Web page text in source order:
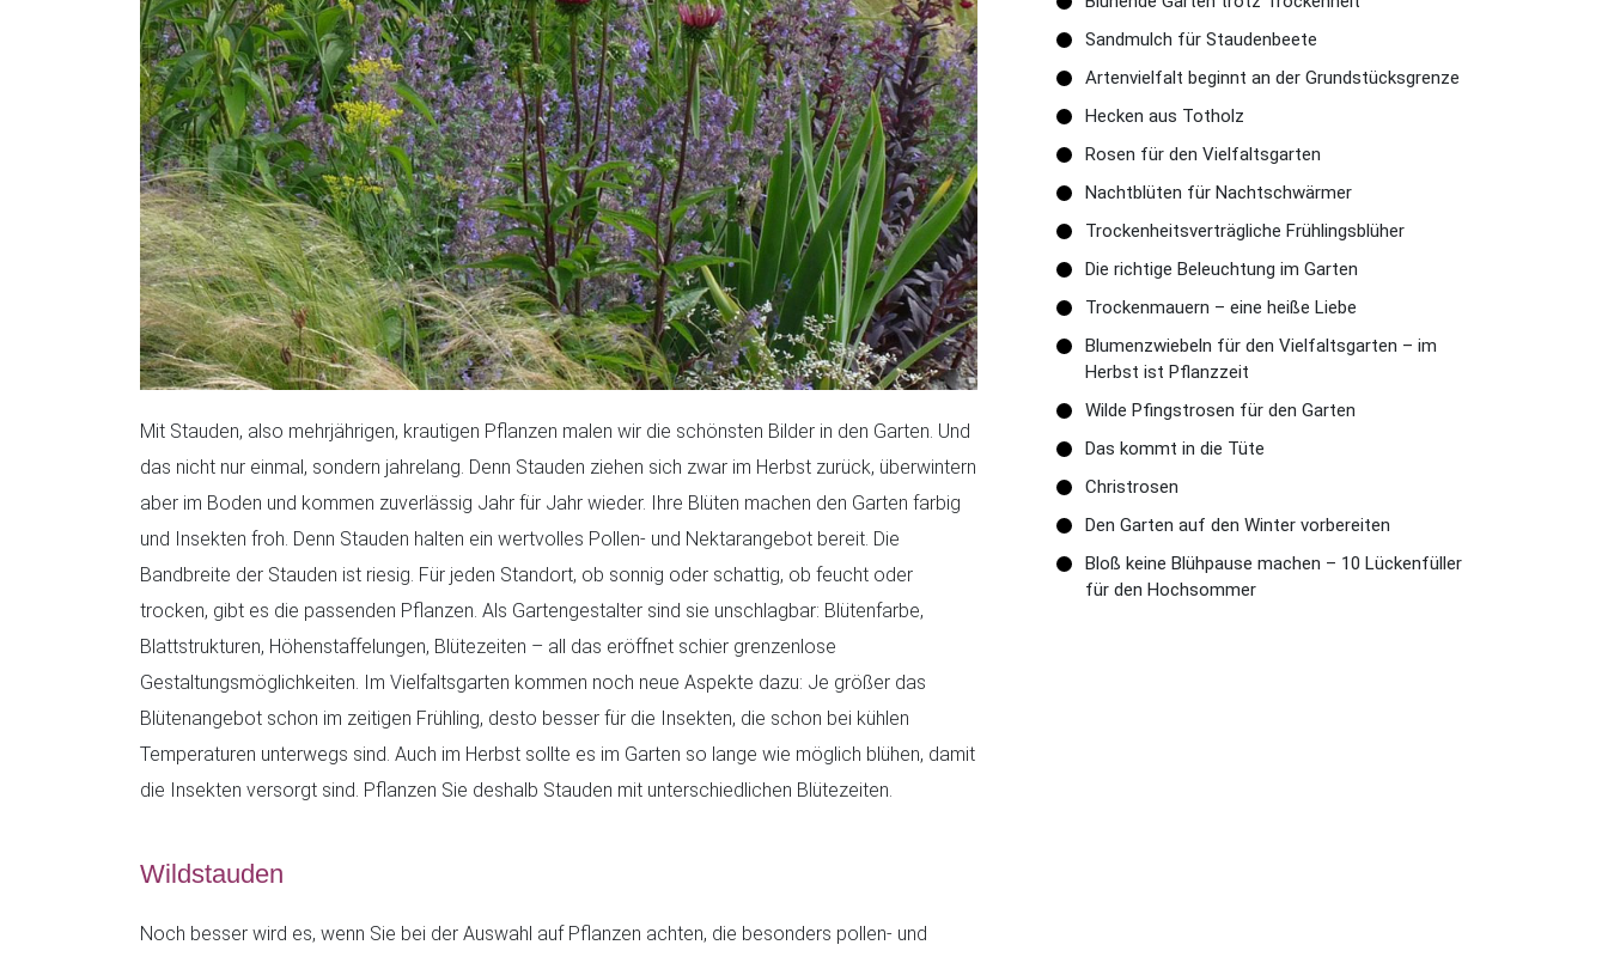
Mit Stauden, also mehrjährigen, krautigen Pflanzen malen wir die schönsten Bilder in den Garten. Und
das nicht nur einmal, sondern jahrelang. Denn Stauden ziehen sich zwar im Herbst zurück, überwintern
aber im Boden und kommen zuverlässig Jahr für Jahr wieder. Ihre Blüten machen den Garten farbig
und Insekten froh. Denn Stauden halten ein wertvolles Pollen- und Nektarangebot bereit. Die
Bandbreite der Stauden ist riesig. Für jeden Standort, ob sonnig oder schattig, ob feucht oder
trocken, gibt es die passenden Pflanzen. Als Gartengestalter sind sie unschlagbar: Blütenfarbe,
Blattstrukturen, Höhenstaffelungen, Blütezeiten – all das eröffnet schier grenzenlose
Gestaltungsmöglichkeiten. Im Vielfaltsgarten kommen noch neue Aspekte dazu: Je größer das
Blütenangebot schon im zeitigen Frühling, desto besser für die Insekten, die schon bei kühlen
Temperaturen unterwegs sind. Auch im Herbst sollte es im Garten so lange wie möglich blühen, damit
die Insekten versorgt sind. Pflanzen Sie deshalb Stauden mit unterschiedlichen Blütezeiten.
Wildstauden
Noch besser wird es, wenn Sie bei der Auswahl auf Pflanzen achten, die besonders pollen- und
Sandmulch für Staudenbeete
Artenvielfalt beginnt an der Grundstücksgrenze
Hecken aus Totholz
Rosen für den Vielfaltsgarten
Nachtblüten für Nachtschwärmer
Trockenheitsverträgliche Frühlingsblüher
Die richtige Beleuchtung im Garten
Trockenmauern – eine heiße Liebe
Blumenzwiebeln für den Vielfaltsgarten – im
Herbst ist Pflanzzeit
Wilde Pfingstrosen für den Garten
Das kommt in die Tüte
Christrosen
Den Garten auf den Winter vorbereiten
Bloß keine Blühpause machen – 10 Lückenfüller
für den Hochsommer